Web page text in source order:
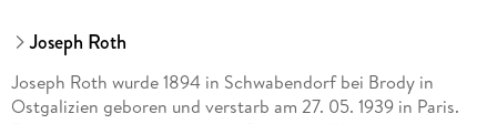
Joseph Roth
Joseph Roth wurde 1894 in Schwabendorf bei Brody in
Ostgalizien geboren und verstarb am 27. 05. 1939 in Paris.